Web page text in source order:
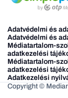
Adatvédelmi és
Adatvédelmi és
Médiatartalom-
adatkezelési
Médiatartalom-
adatkezelési
Adatkezelési
Copyright ©